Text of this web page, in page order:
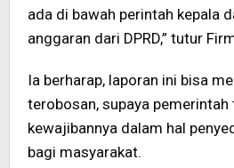
ada di bawah perintah kepala
anggaran dari DPRD,” tutur
Ia berharap, laporan ini bisa
terobosan, supaya
kewajibannya dalam hal
bagi masyarakat.